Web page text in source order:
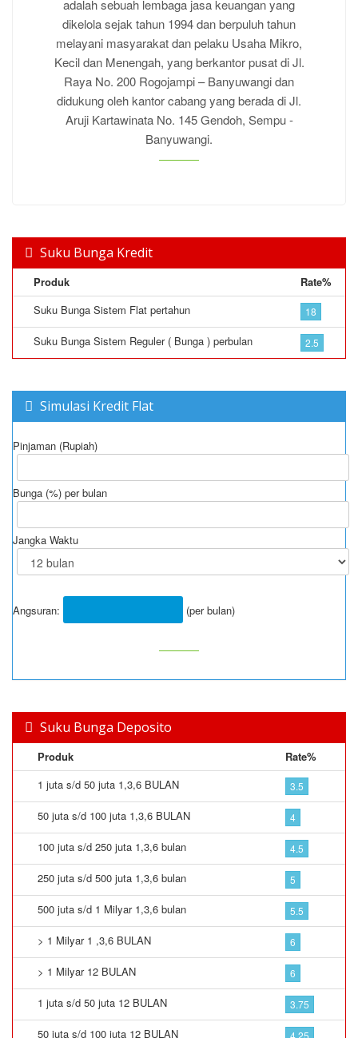
adalah sebuah lembaga jasa keuangan yang
dikelola sejak tahun 1994 dan berpuluh tahun
melayani masyarakat dan pelaku Usaha Mikro,
Kecil dan Menengah, yang berkantor pusat di Jl.
Raya No. 200 Rogojampi – Banyuwangi dan
didukung oleh kantor cabang yang berada di Jl.
Aruji Kartawinata No. 145 Gendoh, Sempu -
Banyuwangi.
Suku Bunga Kredit
Produk
Rate%
Suku Bunga Sistem Flat pertahun
18
Suku Bunga Sistem Reguler ( Bunga ) perbulan 2.5
Simulasi Kredit Flat
Pinjaman (Rupiah)
Bunga (%) per bulan
Jangka Waktu
Angsuran: (per bulan)
Suku Bunga Deposito
Produk
Rate%
1 juta s/d 50 juta 1,3,6 BULAN
3.5
50 juta s/d 100 juta 1,3,6 BULAN 4
100 juta s/d 250 juta 1,3,6 bulan 4.5
250 juta s/d 500 juta 1,3,6 bulan 5
500 juta s/d 1 Milyar 1,3,6 bulan 5.5
> 1 Milyar 1 ,3,6 BULAN 6
> 1 Milyar 12 BULAN 6
1 juta s/d 50 juta 12 BULAN 3.75
50 juta s/d 100 juta 12 BULAN 4.25